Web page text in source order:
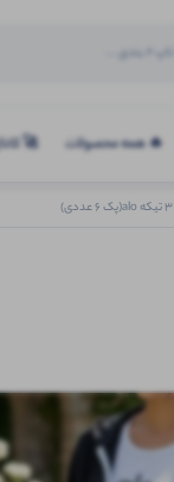
🔥 همه محصولات 🚀